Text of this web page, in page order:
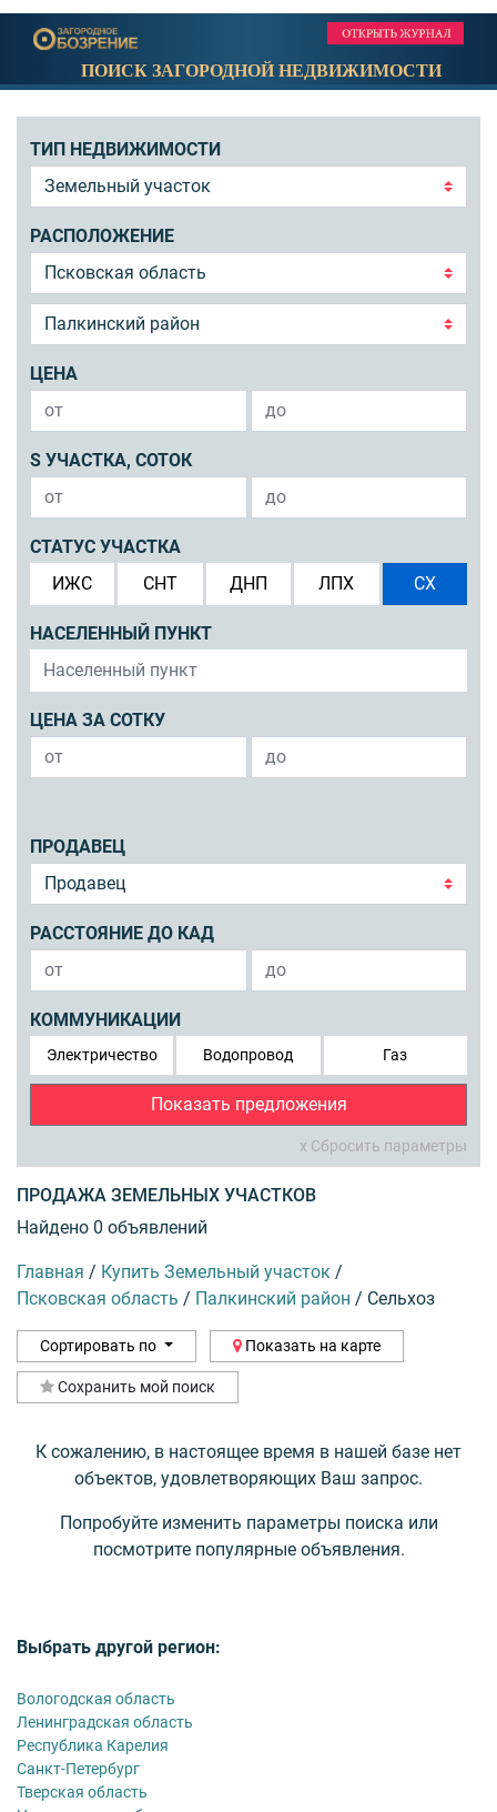
ПОИСК ЗАГОРОДНОЙ НЕДВИЖИМОСТИ
ТИП НЕДВИЖИМОСТИ
РАСПОЛОЖЕНИЕ
ЦЕНА
S УЧАСТКА, СОТОК
СТАТУС УЧАСТКА
ИЖС
СНТ ДНП ЛПХ СХ
НАСЕЛЕННЫЙ ПУНКТ
ЦЕНА ЗА СОТКУ
ПРОДАВЕЦ
РАССТОЯНИЕ ДО КАД
КОММУНИКАЦИИ
Электричество Водопровод Газ
Показать предложения
x Сбросить параметры
ПРОДАЖА ЗЕМЕЛЬНЫХ УЧАСТКОВ
Найдено 0 объявлений
Главная / Купить Земельный участок /
Псковская область / Палкинский район / Сельхоз
Сортировать по Показать на карте
Сохранить мой поиск
К сожалению, в настоящее время в нашей базе нет
объектов, удовлетворяющих Ваш запрос.
Попробуйте изменить параметры поиска или
посмотрите популярные объявления.
Выбрать другой регион:
Вологодская область
Ленинградская область
Республика Карелия
Санкт-Петербург
Тверская область